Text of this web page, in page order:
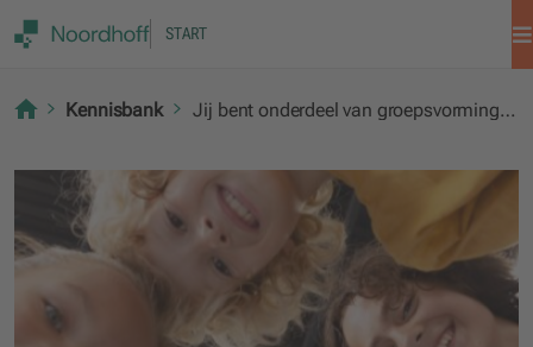
START
Kennisbank Jij bent onderdeel van groepsvorming in de klas